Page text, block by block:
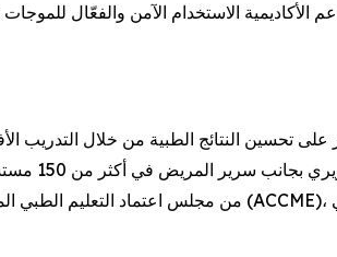
الاستخدام الآمن والفعّال للموجات
دولة وتستقطب 3.4